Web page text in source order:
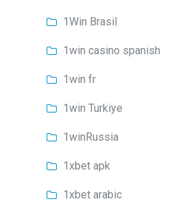
1Win Brasil
1win casino spanish
1win fr
1win Turkiye
1winRussia
1xbet apk
1xbet arabic